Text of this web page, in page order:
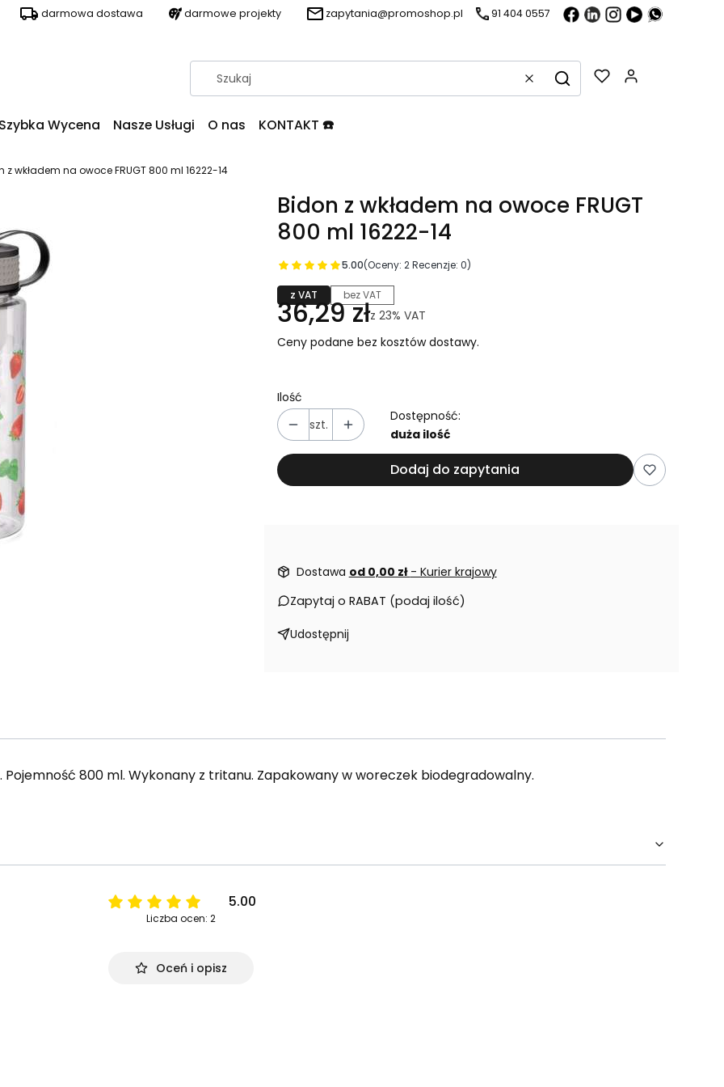
darmowa dostawa darmowe projekty zapytania@promoshop.pl 91 404 0557
WyczyśćSzukaj
Wycena Nasze Usługi O nas KONTAKT ☎️
z wkładem na owoce FRUGT 800 ml 16222-14
Bidon z wkładem na owoce FRUGT
800 ml 16222-14
5.00(Oceny: 2 Recenzje: 0)
z VAT bez VAT
36,29 złz 23% VAT
Ceny podane bez kosztów dostawy.
Ilość
szt.
Dostępność:
duża ilość
Dodaj do zapytania
Dostawa od 0,00 zł - Kurier krajowy
Zapytaj o RABAT (podaj ilość)
Udostępnij
Pojemność 800 ml. Wykonany z tritanu. Zapakowany w woreczek biodegradowalny.
5.00
Liczba ocen: 2
Oceń i opisz